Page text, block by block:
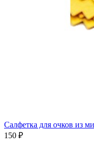
Салфетка для очков из
150 ₽